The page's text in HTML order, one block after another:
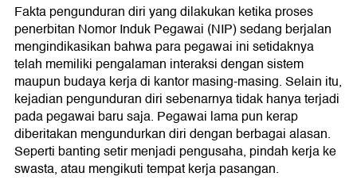
Fakta pengunduran diri yang dilakukan ketika proses
penerbitan Nomor Induk Pegawai (NIP) sedang berjalan
mengindikasikan bahwa para pegawai ini setidaknya
telah memiliki pengalaman interaksi dengan sistem
maupun budaya kerja di kantor masing-masing. Selain itu,
kejadian pengunduran diri sebenarnya tidak hanya terjadi
pada pegawai baru saja. Pegawai lama pun kerap
diberitakan mengundurkan diri dengan berbagai alasan.
Seperti banting setir menjadi pengusaha, pindah kerja ke
swasta, atau mengikuti tempat kerja pasangan.